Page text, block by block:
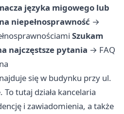
języka migowego lub
niepełnosprawność →
Szukam
najczęstsze pytania → FAQ
się w budynku przy ul.
tutaj działa kancelaria
i zawiadomienia, a także